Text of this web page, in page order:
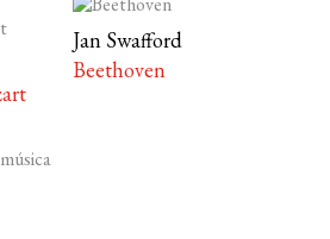
Jan Swafford
Beethoven